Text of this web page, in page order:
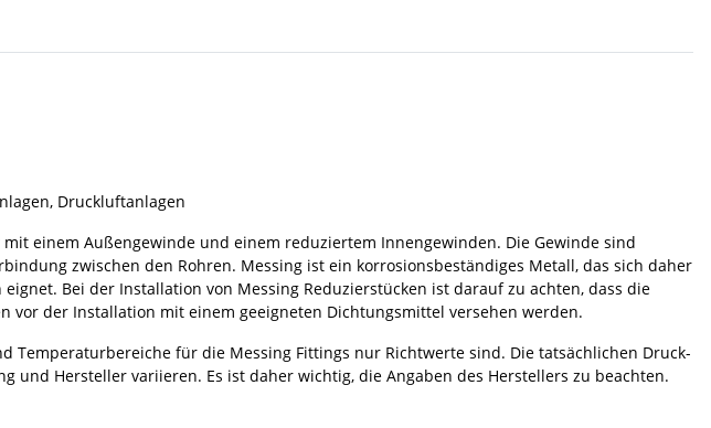
Druckluftanlagen
einem Außengewinde und einem reduziertem Innengewinden. Die Gewinde sind
zwischen den Rohren. Messing ist ein korrosionsbeständiges Metall, das sich daher
Bei der Installation von Messing Reduzierstücken ist darauf zu achten, dass die
vor der Installation mit einem geeigneten Dichtungsmittel versehen werden.
Temperaturbereiche für die Messing Fittings nur Richtwerte sind. Die tatsächlichen Druck-
und Hersteller variieren. Es ist daher wichtig, die Angaben des Herstellers zu beachten.